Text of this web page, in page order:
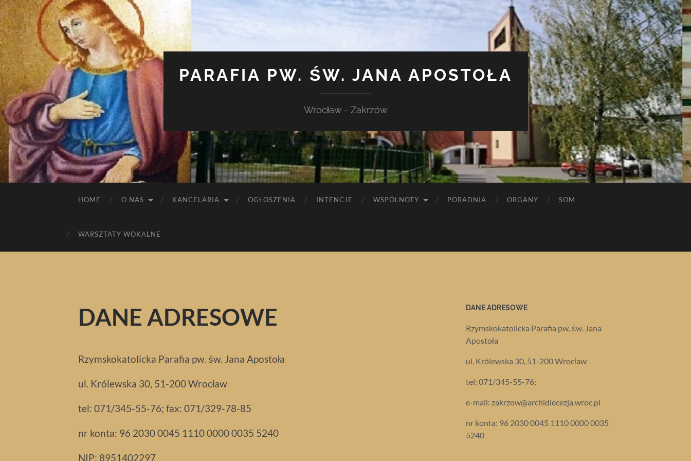
PARAFIA PW. ŚW. JANA APOSTOŁA
Wrocław - Zakrzów
HOME O NAS KANCELARIA OGŁOSZENIA INTENCJE WSPÓLNOTY PORADNIA ORGANY SOM
WARSZTATY WOKALNE
DANE ADRESOWE
Rzymskokatolicka Parafia pw. św. Jana Apostoła
ul. Królewska 30, 51-200 Wrocław
tel: 071/345-55-76; fax: 071/329-78-85
nr konta: 96 2030 0045 1110 0000 0035 5240
NIP: 8951402297
DANE ADRESOWE
Rzymskokatolicka Parafia pw. św. Jana
Apostoła
ul. Królewska 30, 51-200 Wrocław
tel: 071/345-55-76;
e-mail: zakrzow@archidiecezja.wroc.pl
nr konta: 96 2030 0045 1110 0000 0035
5240